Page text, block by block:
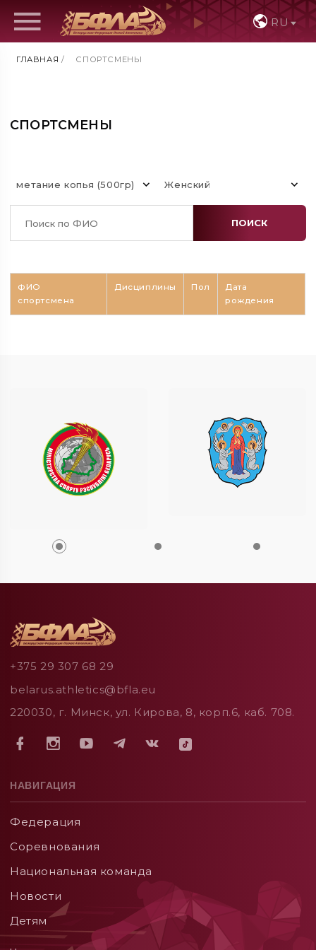
RU
ГЛАВНАЯ / СПОРТСМЕНЫ
СПОРТСМЕНЫ
метание копья (500гр) Женский
ПОИСК
ФИО
спортсмена
Дисциплины Пол
Дата
рождения
+375 29 307 68 29
belarus.athletics@bfla.eu
220030, г. Минск, ул. Кирова, 8, корп.6, каб. 708.
НАВИГАЦИЯ
Федерация
Соревнования
Национальная команда
Новости
Детям